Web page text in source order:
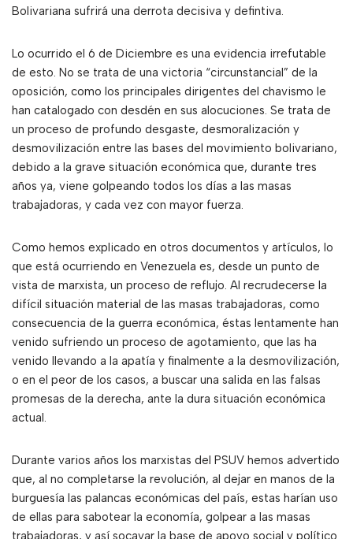
Bolivariana sufrirá una derrota decisiva y defintiva.
Lo ocurrido el 6 de Diciembre es una evidencia irrefutable
de esto. No se trata de una victoria “circunstancial” de la
oposición, como los principales dirigentes del chavismo le
han catalogado con desdén en sus alocuciones. Se trata de
un proceso de profundo desgaste, desmoralización y
desmovilización entre las bases del movimiento bolivariano,
debido a la grave situación económica que, durante tres
años ya, viene golpeando todos los días a las masas
trabajadoras, y cada vez con mayor fuerza.
Como hemos explicado en otros documentos y artículos, lo
que está ocurriendo en Venezuela es, desde un punto de
vista de marxista, un proceso de reflujo. Al recrudecerse la
difícil situación material de las masas trabajadoras, como
consecuencia de la guerra económica, éstas lentamente han
venido sufriendo un proceso de agotamiento, que las ha
venido llevando a la apatía y finalmente a la desmovilización,
o en el peor de los casos, a buscar una salida en las falsas
promesas de la derecha, ante la dura situación económica
actual.
Durante varios años los marxistas del PSUV hemos advertido
que, al no completarse la revolución, al dejar en manos de la
burguesía las palancas económicas del país, estas harían uso
de ellas para sabotear la economía, golpear a las masas
trabajadoras, y así socavar la base de apoyo social y político